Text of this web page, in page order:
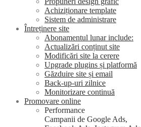
Achiziționare template
Sistem de administrare
Întreținere site
Abonamentul lunar include:
Actualizări conținut site
Modificări site la cerere
Upgrade plugins și platformă
Găzduire site și email
Back-up-uri zilnice
Monitorizare continuă
Promovare online
Performance
Campanii de Google Ads,